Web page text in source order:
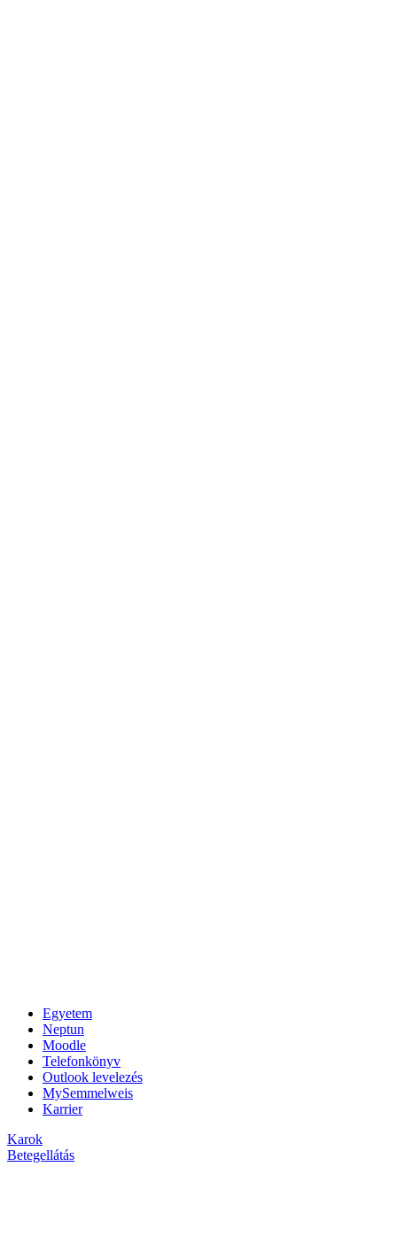
Egyetem
Neptun
Moodle
Telefonkönyv
Outlook levelezés
MySemmelweis
Karrier
Karok
Betegellátás